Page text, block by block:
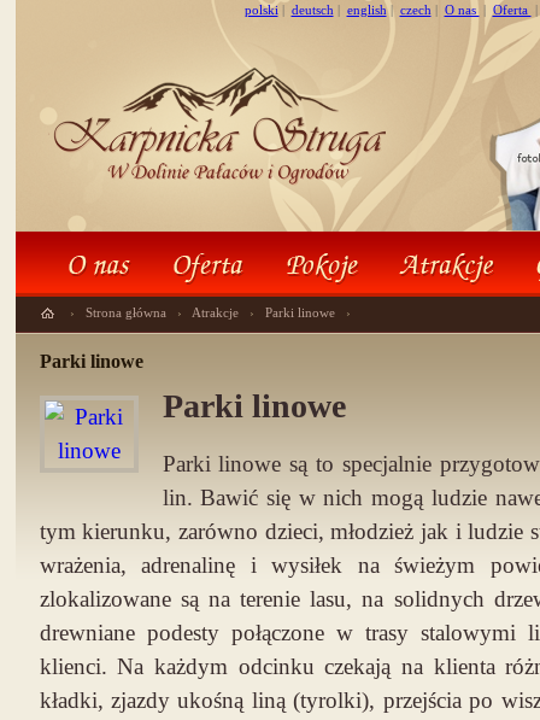
polski | deutsch | english| czech | O nas | Oferta
› Strona główna › Atrakcje › Parki linowe ›
Parki linowe
Parki linowe
Parki linowe są to specjalnie
lin. Bawić się w nich mogą ludzie
tym kierunku, zarówno dzieci, młodzież jak i ludzie
wrażenia, adrenalinę i wysiłek na świeżym
zlokalizowane są na terenie lasu, na solidnych
drewniane podesty połączone w trasy stalowymi
klienci. Na każdym odcinku czekają na klienta
kładki, zjazdy ukośną liną (tyrolki), przejścia po